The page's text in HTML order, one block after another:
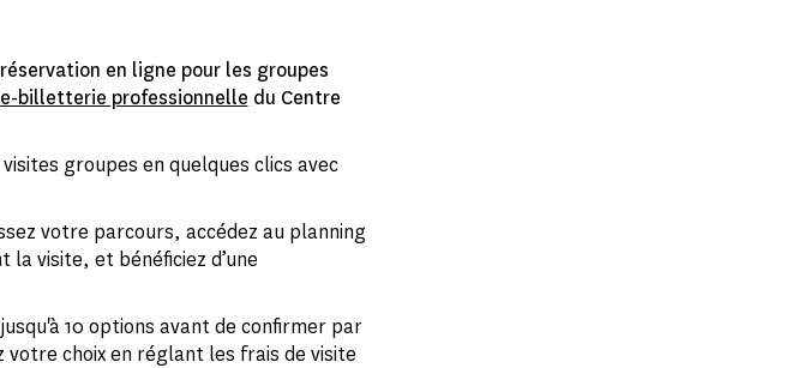
réservation en ligne pour les groupes
e-billetterie professionnelle du Centre
groupes en quelques clics avec
votre parcours, accédez au planning
la visite, et bénéficiez d’une
10 options avant de confirmer par
votre choix en réglant les frais de visite